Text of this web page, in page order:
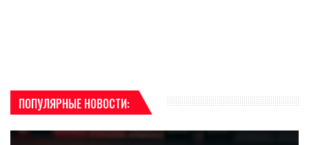
ПОПУЛЯРНЫЕ НОВОСТИ: